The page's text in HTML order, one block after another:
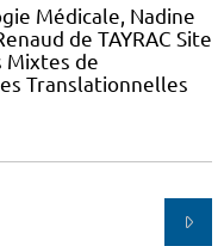
Médicale, Nadine
de TAYRAC Site
Mixtes de
Translationnelles